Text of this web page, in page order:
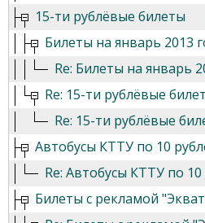
15-ти рублёвые билеты
Билеты на январь 2013
Re: Билеты на январь
Re: 15-ти рублёвые
Re: 15-ти рублёвые
Автобусы КТТУ по 10
Re: Автобусы КТТУ по
Билеты с рекламой